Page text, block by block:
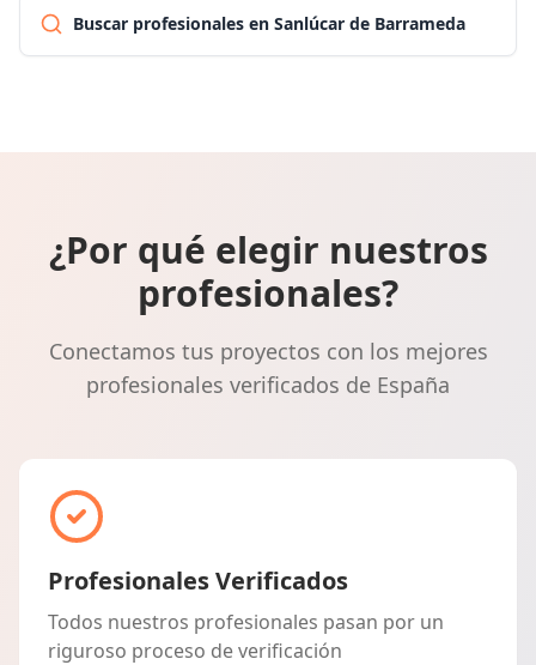
Buscar profesionales en Sanlúcar de Barrameda
¿Por qué elegir nuestros
profesionales?
Conectamos tus proyectos con los mejores
profesionales verificados de España
Profesionales Verificados
Todos nuestros profesionales pasan por un
riguroso proceso de verificación